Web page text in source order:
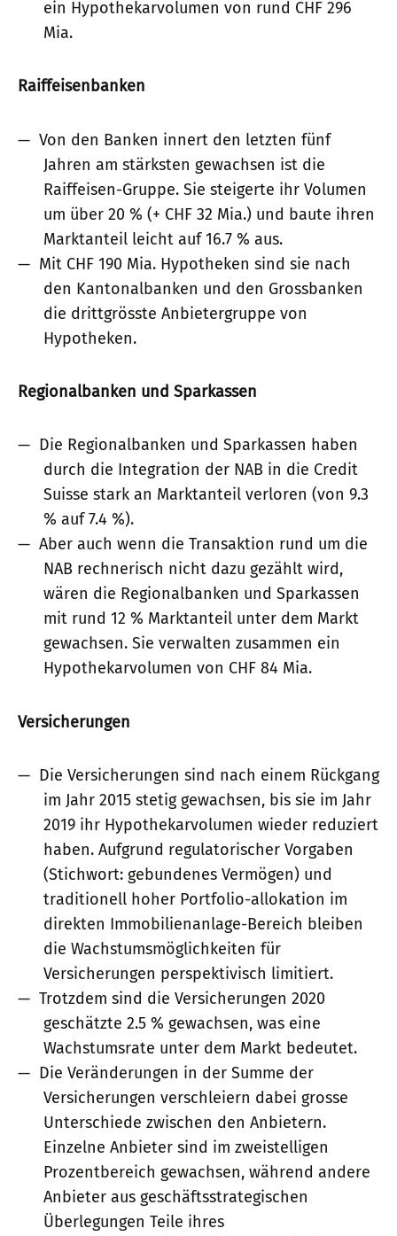
ein Hypothekarvolumen von rund CHF 296
Mia.
Raiffeisenbanken
Von den Banken innert den letzten fünf
Jahren am stärksten gewachsen ist die
Raiffeisen-Gruppe. Sie steigerte ihr Volumen
um über 20 % (+ CHF 32 Mia.) und baute ihren
Marktanteil leicht auf 16.7 % aus.
Mit CHF 190 Mia. Hypotheken sind sie nach
den Kantonalbanken und den Grossbanken
die drittgrösste Anbietergruppe von
Hypotheken.
Regionalbanken und Sparkassen
Die Regionalbanken und Sparkassen haben
durch die Integration der NAB in die Credit
Suisse stark an Marktanteil verloren (von 9.3
% auf 7.4 %).
Aber auch wenn die Transaktion rund um die
NAB rechnerisch nicht dazu gezählt wird,
wären die Regionalbanken und Sparkassen
mit rund 12 % Marktanteil unter dem Markt
gewachsen. Sie verwalten zusammen ein
Hypothekarvolumen von CHF 84 Mia.
Versicherungen
Die Versicherungen sind nach einem Rückgang
im Jahr 2015 stetig gewachsen, bis sie im Jahr
2019 ihr Hypothekarvolumen wieder reduziert
haben. Aufgrund regulatorischer Vorgaben
(Stichwort: gebundenes Vermögen) und
traditionell hoher Portfolio-allokation im
direkten Immobilienanlage-Bereich bleiben
die Wachstumsmöglichkeiten für
Versicherungen perspektivisch limitiert.
Trotzdem sind die Versicherungen 2020
geschätzte 2.5 % gewachsen, was eine
Wachstumsrate unter dem Markt bedeutet.
Die Veränderungen in der Summe der
Versicherungen verschleiern dabei grosse
Unterschiede zwischen den Anbietern.
Einzelne Anbieter sind im zweistelligen
Prozentbereich gewachsen, während andere
Anbieter aus geschäftsstrategischen
Überlegungen Teile ihres